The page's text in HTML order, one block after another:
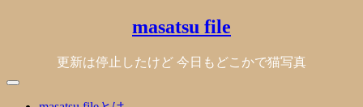
masatsu file
更新は停止したけど 今日もどこかで猫写真